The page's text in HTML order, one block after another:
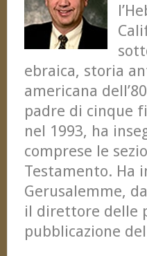
ebraica, storia
americana
padre di cinque
nel 1993, ha
comprese le
Testamento. Ha
Gerusalemme,
il direttore delle
pubblicazione